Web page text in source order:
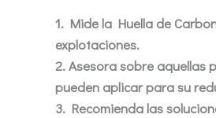
1. Mide la Huella de
explotaciones.
2. Asesora sobre aquellas
pueden aplicar para su
3. Recomienda las